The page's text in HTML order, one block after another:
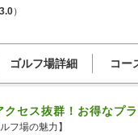
3.0）
ゴルフ場詳細 コー
セス抜群！お得なプラ
ルフ場の魅力】